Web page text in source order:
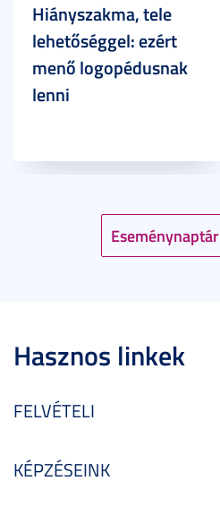
Eseménynaptár
Hiányszakma, tele
lehetőséggel: ezért
menő logopédusnak
lenni
Hasznos linkek
FELVÉTELI
KÉPZÉSEINK